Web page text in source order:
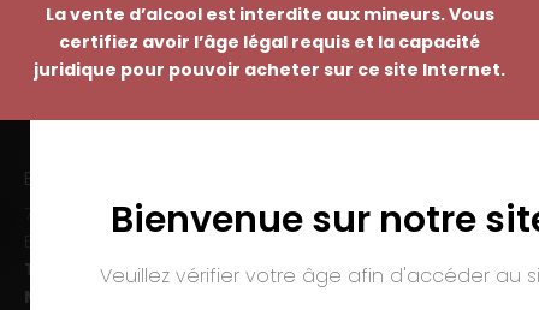
La vente d’alcool est interdite aux mineurs. Vous
certifiez avoir l’âge légal requis et la capacité
juridique pour pouvoir acheter sur ce site Internet.
Bienvenue sur notre
Veuillez vérifier votre âge afin d'accéder au
EMMANUEL NASTI
7 avenue Pierre Pflimlin – ZAC Espale
Tél. :
03 89 46 50 35
Mail :